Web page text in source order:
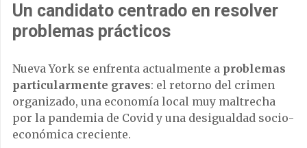
Un candidato centrado en resolver
problemas prácticos
Nueva York se enfrenta actualmente a problemas
particularmente graves: el retorno del crimen
organizado, una economía local muy maltrecha
por la pandemia de Covid y una desigualdad socio-
económica creciente.